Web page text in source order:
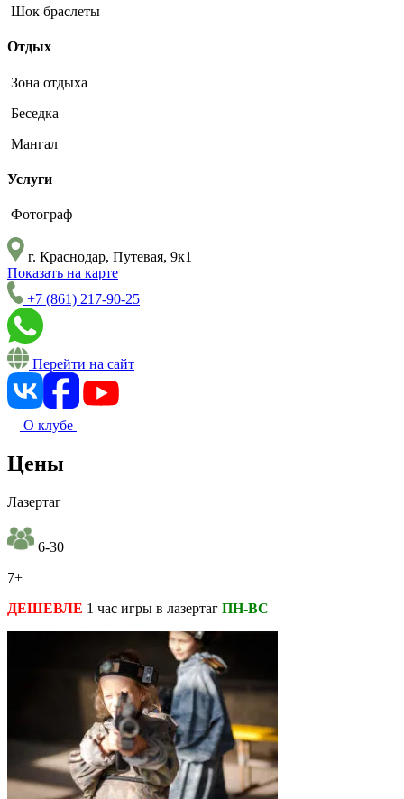
Шок браслеты
Отдых
Зона отдыха
Беседка
Мангал
Услуги
Фотограф
г. Краснодар, Путевая, 9к1
Показать на карте
+7 (861) 217-90-25
Перейти на сайт
О клубе
Цены
Лазертаг
6-30
7+
ДЕШЕВЛЕ 1 час игры в лазертаг ПН-ВС